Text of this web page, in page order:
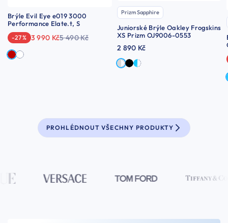
Brýle Evil Eye e019 3000
Performance Elate.t, S
-27 % 3 990 Kč5 490 Kč
Prizm Sapphire
Juniorské Brýle Oakley Frogskins
XS Prizm OJ9006-0553
2 890 Kč
PROHLÉDNOUT VŠECHNY PRODUKTY